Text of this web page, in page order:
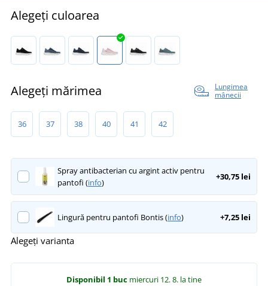
Alegeți culoarea
Alegeți mărimea
Lungimea
mânecii
36 37 38 40 41 42
Spray antibacterian cu argint activ pentru
pantofi (info)
+30,75 lei
Lingură pentru pantofi Bontis (info) +7,25 lei
Alegeți varianta
Disponibil 1 buc miercuri 12. 8. la tine